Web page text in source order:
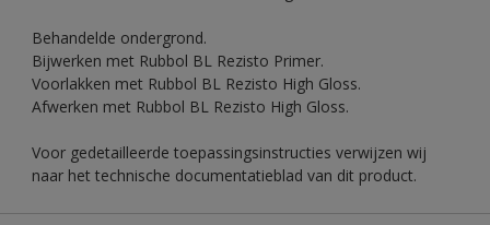
Behandelde ondergrond.
Bijwerken met Rubbol BL Rezisto Primer.
Voorlakken met Rubbol BL Rezisto High Gloss.
Afwerken met Rubbol BL Rezisto High Gloss.
Voor gedetailleerde toepassingsinstructies verwijzen wij
naar het technische documentatieblad van dit product.